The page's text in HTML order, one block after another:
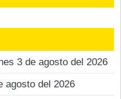
3 de agosto del 2026
agosto del 2026